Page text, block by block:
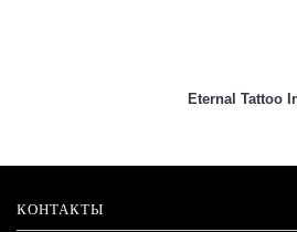
Eternal Tattoo
КОНТАКТЫ